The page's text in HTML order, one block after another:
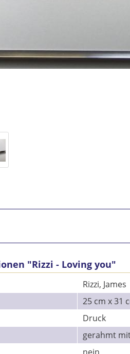
"Rizzi - Loving you"
Rizzi, James
25 cm x 31
Druck
gerahmt